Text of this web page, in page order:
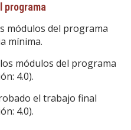
programa
módulos del programa
mínima.
módulos del programa
4.0).
el trabajo final
4.0).